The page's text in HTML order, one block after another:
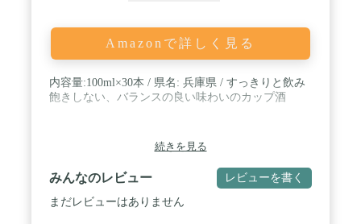
Amazonで詳しく見る
内容量:100ml×30本 / 県名: 兵庫県 / すっきりと飲み
飽きしない、バランスの良い味わいのカップ酒
続きを見る
みんなのレビュー レビューを書く
まだレビューはありません